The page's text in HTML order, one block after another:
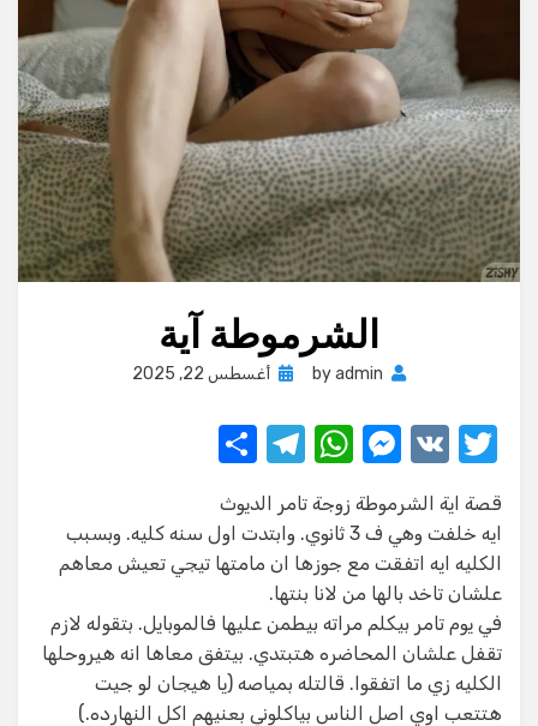
الشرموطة آية
byadmin
Posted
أغسطس 22, 2025
T
it
te
r
V
M
ss
e
n
g
er
W
at
s
A
p
p
T
e
gr
m
ar
e
قصة اية الشرموطة زوجة تامر الديوث
ايه خلفت وهي ف 3 ثانوي. وابتدت اول سنه كليه. وبسبب
الكليه ايه اتفقت مع جوزها ان مامتها تيجي تعيش معاهم
علشان تاخد بالها من لانا بنتها.
في يوم تامر بيكلم مراته بيطمن عليها فالموبايل. بتقوله لازم
تقفل علشان المحاضره هتبتدي. بيتفق معاها انه هيروحلها
الكليه زي ما اتفقوا. قالتله بمياصه (يا هيجان لو جيت
هتتعب اوي اصل الناس بياكلوني بعنيهم اكل النهارده.)